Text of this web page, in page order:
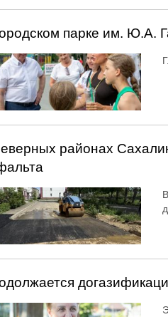
парке им. Ю.А.
районах